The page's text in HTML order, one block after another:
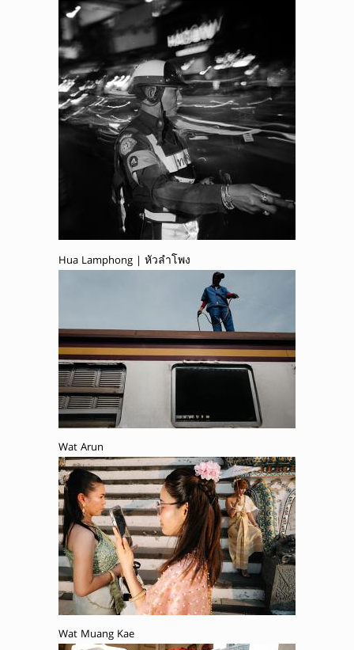
Hua Lamphong | หัวลำโพง
Wat Arun
Wat Muang Kae